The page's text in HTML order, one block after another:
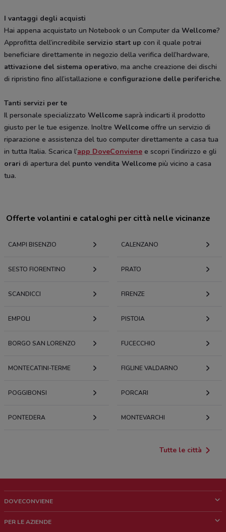
I vantaggi degli acquisti
Hai appena acquistato un Notebook o un Computer da Wellcome?
Approfitta dell’incredibile servizio start up con il quale potrai
beneficiare direttamente in negozio della verifica dell’hardware,
attivazione del sistema operativo, ma anche creazione dei dischi
di ripristino fino all’istallazione e configurazione delle periferiche.
Tanti servizi per te
Il personale specializzato Wellcome saprà indicarti il prodotto
giusto per le tue esigenze. Inoltre Wellcome offre un servizio di
riparazione e assistenza del tuo computer direttamente a casa tua
in tutta Italia. Scarica l’app DoveConviene e scopri l’indirizzo e gli
orari di apertura del punto vendita Wellcome più vicino a casa
tua.
Offerte volantini e cataloghi per città nelle vicinanze
CAMPI BISENZIO CALENZANO
SESTO FIORENTINO PRATO
SCANDICCI FIRENZE
EMPOLI PISTOIA
BORGO SAN LORENZO FUCECCHIO
MONTECATINI-TERME FIGLINE VALDARNO
POGGIBONSI PORCARI
PONTEDERA MONTEVARCHI
Tutte le città
DOVECONVIENE
PER LE AZIENDE